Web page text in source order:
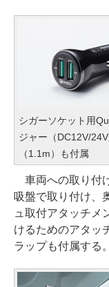
シガーソケット用
ジャー（DC12V/
（1.1m）も付属
車両への取り付
吸盤で取り付け、
ュ取付アタッチメ
けるためのアタッ
ラップも付属する。